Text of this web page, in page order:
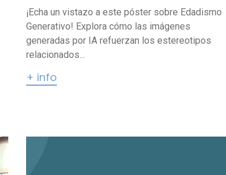
¡Echa un vistazo a este póster sobre Edadismo
Generativo! Explora cómo las imágenes
generadas por IA refuerzan los estereotipos
relacionados...
+ info